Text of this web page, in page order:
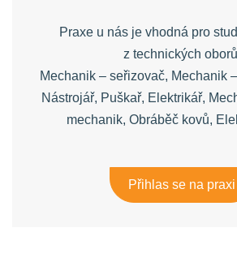
Praxe u nás je vhodná pro
z technických
Mechanik – seřizovač, Mechanik
Nástrojář, Puškař, Elektrikář,
mechanik, Obráběč kovů,
Přihlas se na praxi